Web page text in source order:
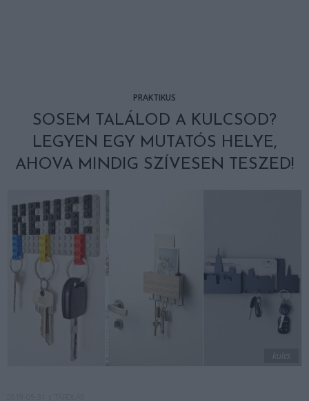
PRAKTIKUS
SOSEM TALÁLOD A KULCSOD?
LEGYEN EGY MUTATÓS HELYE,
AHOVA MINDIG SZÍVESEN TESZED!
kulcs